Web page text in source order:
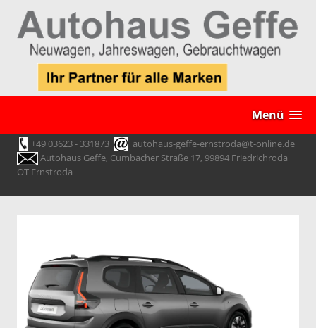
Menü
+49 03623 - 331873
autohaus-geffe-ernstroda@t-online.de
Autohaus Geffe, Cumbacher Straße 17, 99894 Friedrichroda
OT Ernstroda